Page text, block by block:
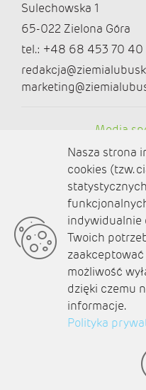
Sulechowska 1
65-022 Zielona Góra
tel.: +48 68 453 70 40
Media
O nas
Kontakt
Polityka
Aktualności
Zaplanuj podróż
© amb
Nasza strona
cookies (tzw.
indywidualnie
Twoich
możliwość
dzięki czemu
informacje.
Polityka